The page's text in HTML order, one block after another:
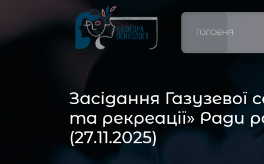
ГОЛОВНА
Засідання Газузевої
та рекреації» Ради
(27.11.2025)